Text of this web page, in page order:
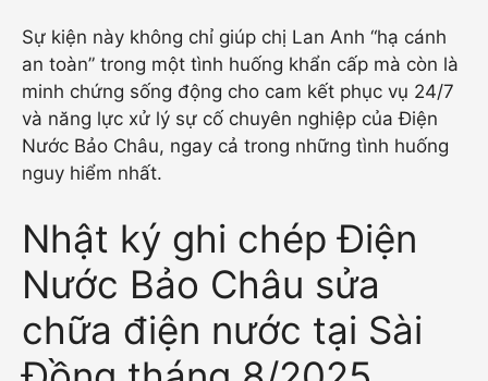
Sự kiện này không chỉ giúp chị Lan Anh “hạ cánh
an toàn” trong một tình huống khẩn cấp mà còn là
minh chứng sống động cho cam kết phục vụ 24/7
và năng lực xử lý sự cố chuyên nghiệp của Điện
Nước Bảo Châu, ngay cả trong những tình huống
nguy hiểm nhất.
Nhật ký ghi chép Điện
Nước Bảo Châu sửa
chữa điện nước tại Sài